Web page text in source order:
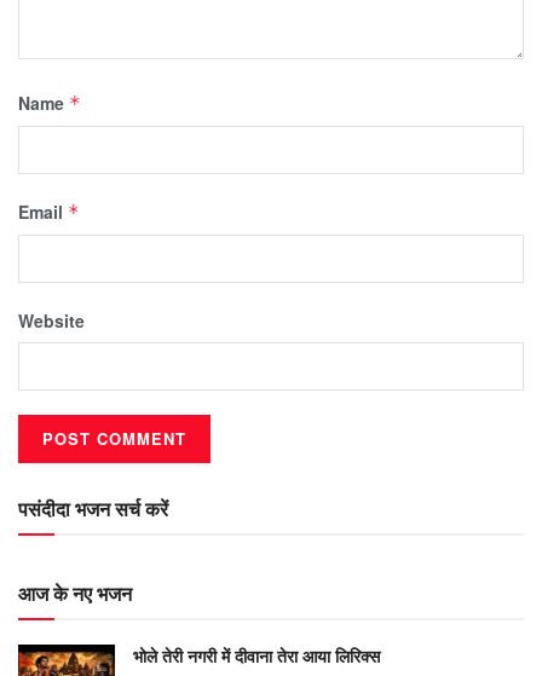
Name *
Email *
Website
पसंदीदा भजन सर्च करें
आज के नए भजन
भोले तेरी नगरी में दीवाना तेरा आया लिरिक्स